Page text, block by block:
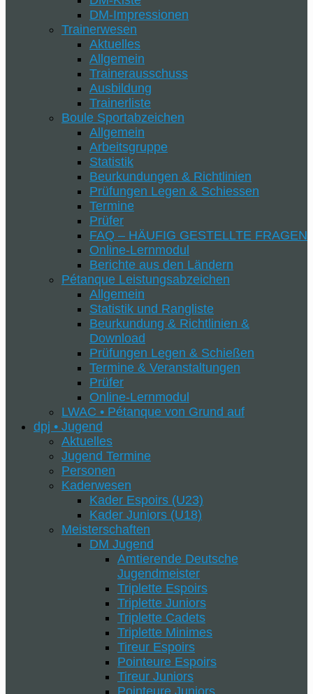
DM-Impressionen
Trainerwesen
Aktuelles
Allgemein
Trainerausschuss
Ausbildung
Trainerliste
Boule Sportabzeichen
Allgemein
Arbeitsgruppe
Statistik
Beurkundungen & Richtlinien
Prüfungen Legen & Schiessen
Termine
Prüfer
FAQ – HÄUFIG GESTELLTE FRAGEN
Online-Lernmodul
Berichte aus den Ländern
Pétanque Leistungsabzeichen
Allgemein
Statistik und Rangliste
Beurkundung & Richtlinien &
Download
Prüfungen Legen & Schießen
Termine & Veranstaltungen
Prüfer
Online-Lernmodul
LWAC • Pétanque von Grund auf
dpj • Jugend
Aktuelles
Jugend Termine
Personen
Kaderwesen
Kader Espoirs (U23)
Kader Juniors (U18)
Meisterschaften
DM Jugend
Amtierende Deutsche
Jugendmeister
Triplette Espoirs
Triplette Juniors
Triplette Cadets
Triplette Minimes
Tireur Espoirs
Pointeure Espoirs
Tireur Juniors